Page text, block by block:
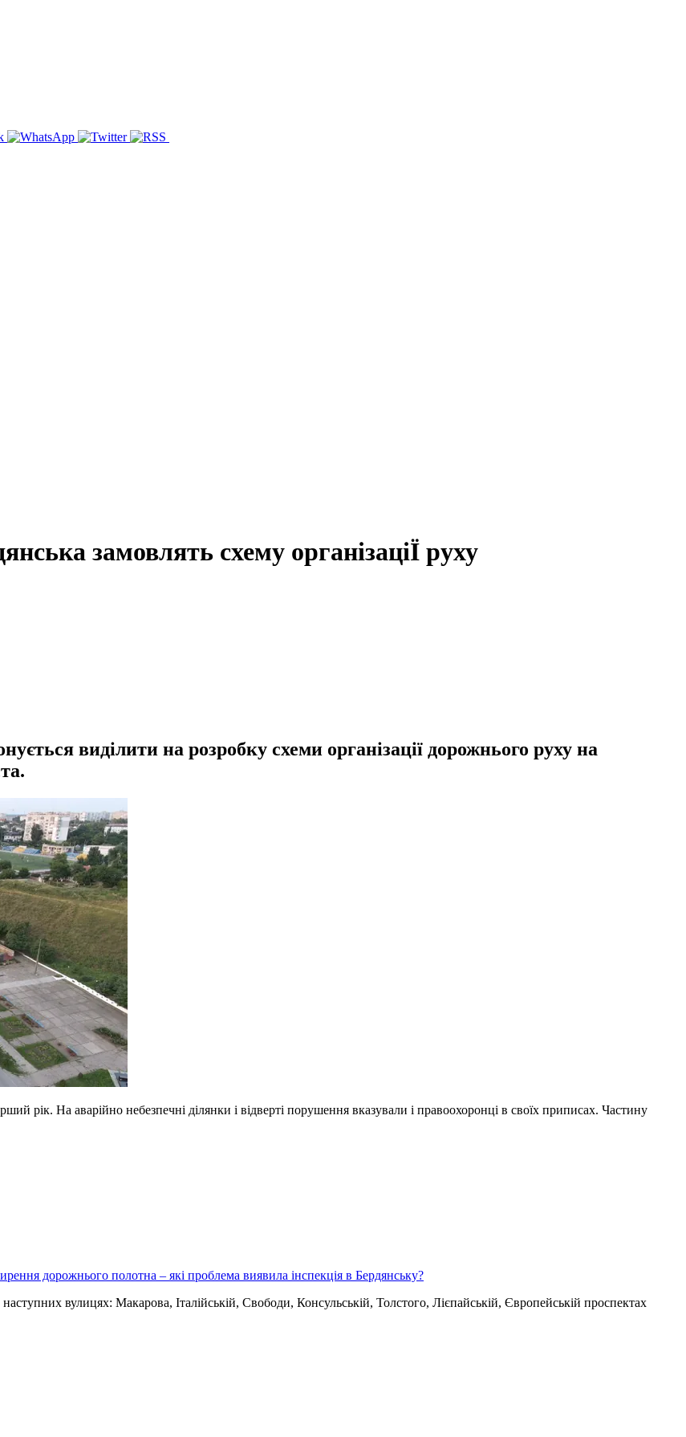
замовлять схему організаціЇ руху
виділити на розробку схеми організації дорожнього руху на
рік. На аварійно небезпечні ділянки і відверті порушення вказували і правоохоронці в своїх приписах. Частину
дорожнього полотна – які проблема виявила інспекція в Бердянську?
вулицях: Макарова, Італійській, Свободи, Консульській, Толстого, Лієпайській, Європейській проспектах